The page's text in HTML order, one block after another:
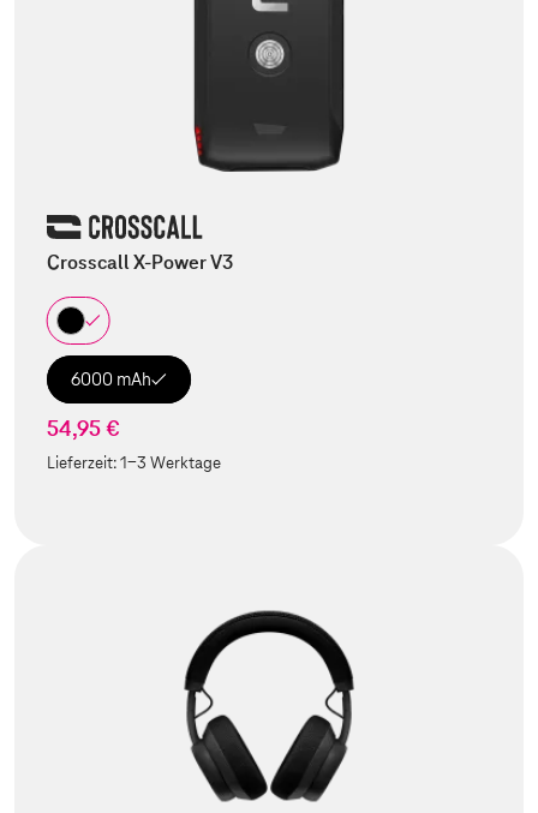
Crosscall X-Power V3
6000 mAh
54,95 €
Lieferzeit:1-3 Werktage